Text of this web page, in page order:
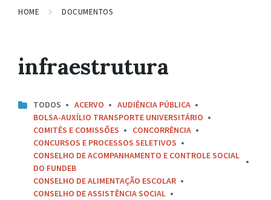
HOME DOCUMENTOS
infraestrutura
TODOS ACERVO
AUDIÊNCIA PÚBLICA
BOLSA-AUXÍLIO TRANSPORTE UNIVERSITÁRIO
COMITÊS E COMISSÕES
CONCORRÊNCIA
CONCURSOS E PROCESSOS SELETIVOS
CONSELHO DE ACOMPANHAMENTO E CONTROLE SOCIAL
DO FUNDEB
CONSELHO DE ALIMENTAÇÃO ESCOLAR
CONSELHO DE ASSISTÊNCIA SOCIAL